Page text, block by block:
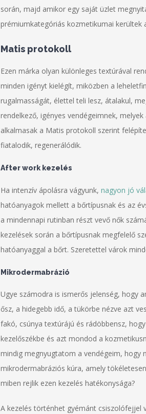
során, majd amikor egy saját üzlet
prémiumkategóriás kozmetikumai kerültek
Matis protokoll
Ezen márka olyan különleges textúrával
minden igényt kielégít, miközben a
rugalmasságát, élettel teli lesz, átalakul,
rendelkező, igényes vendégeimnek,
alkalmasak a Matis protokoll szerint
fiatalodik, regenerálódik.
After work kezelés
Ha intenzív ápolásra vágyunk, nagyon jó
hatóanyagok mellett a bőrtípusnak és az
a mindennapi rutinban részt vevő nők
kezelések során a bőrtípusnak megfelelő
hatóanyaggal a bőrt. Szeretettel várok
Mikrodermabrázió
Ugye számodra is ismerős jelenség, hogy
ősz, a hidegebb idő, a tükörbe nézve azt
fakó, csúnya textúrájú és rádöbbensz,
kezelőszékbe és azt mondod a
mindig megnyugtatom a vendégeim, hogy
mikrodermabráziós kúra, amely
miben rejlik ezen kezelés hatékonysága?
A kezelés történhet gyémánt csiszolófejjel